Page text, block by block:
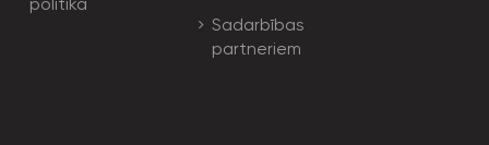
Sadarbības
partneriem